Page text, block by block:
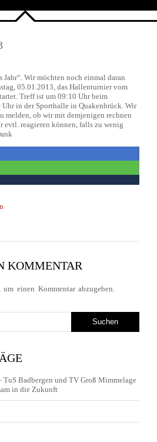
Jahr“. Wir möchten noch einmal daran
05.01.2013, das Hallenturnier vom
Treff ist um 09:10 Uhr beim
Uhr in der Sporthalle in Quakenbrück. Wir
melden, ob wir mit demjenigen rechnen
evtl. reagieren können, falls zu wenig
KOMMENTAR
um einen Kommentar abzugeben.
Badbergen und TV Groß Mimmelage
in die Zukunft